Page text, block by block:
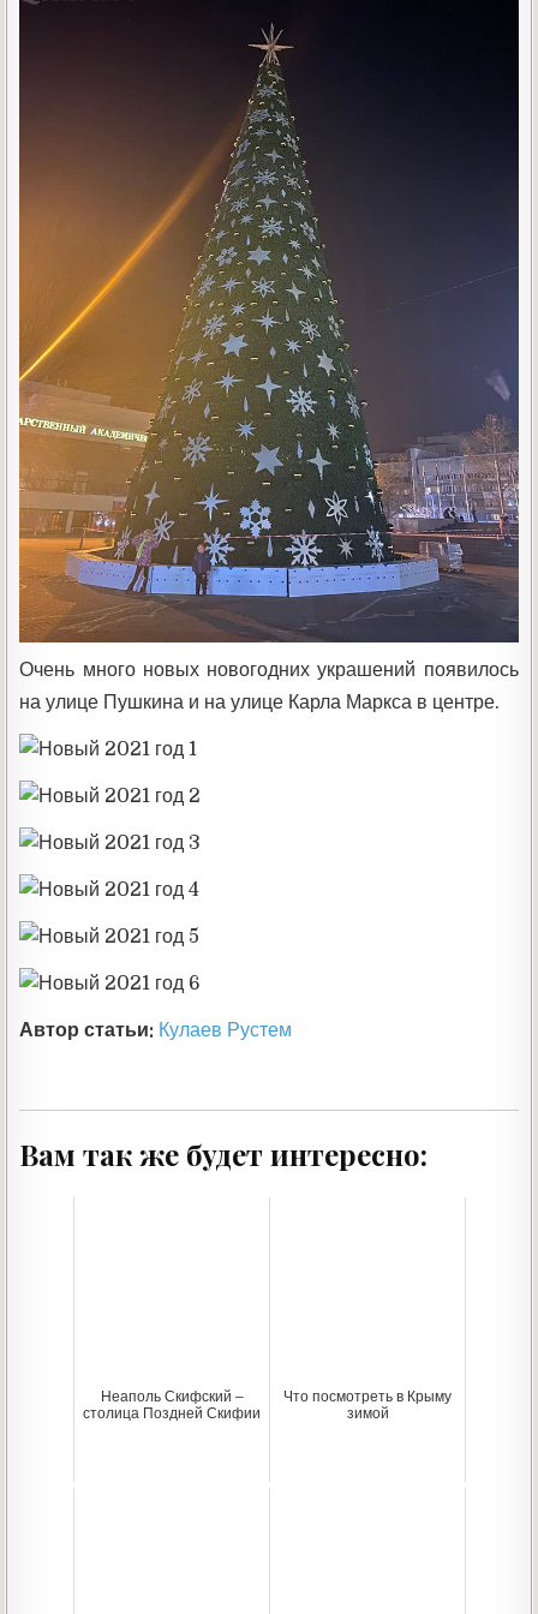
Очень много новых новогодних украшений появилось
на улице Пушкина и на улице Карла Маркса в центре.
Автор статьи: Кулаев Рустем
Вам так же будет интересно:
Неаполь Скифский –
столица Поздней Скифии
Что посмотреть в Крыму
зимой